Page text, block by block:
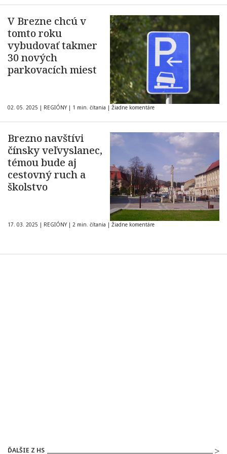
V Brezne chcú v
tomto roku
vybudovať takmer
30 nových
parkovacích miest
02. 05. 2025 | REGIÓNY | 1 min. čítania | Žiadne komentáre
Brezno navštívi
čínsky veľvyslanec,
témou bude aj
cestovný ruch a
školstvo
17. 03. 2025 | REGIÓNY | 2 min. čítania | Žiadne komentáre
ĎALŠIE Z HS